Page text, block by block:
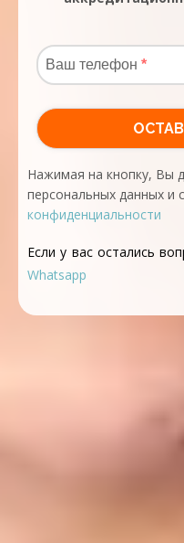
Нажимая на кнопку, Вы
персональных данных и
конфиденциальности
Если у вас остались
Whatsapp